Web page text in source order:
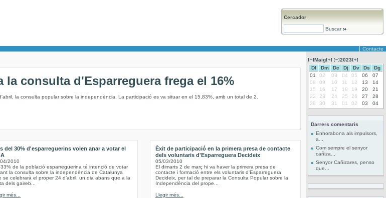
Cercador
Buscar
Contacte
la consulta d'Esparreguera frega el 16%
la consulta popular sobre la independència. La participació es va situar en el 15,83%, amb un total de 2.
del 30% d'esparreguerins volen anar a votar el
2010
de la població esparreguerina té intenció de votar
la consulta sobre la independència de Catalunya
se celebrarà el proper 24 d’abril, un dia abans que a la
dels gaireb...
més...
Èxit de participació en la primera presa de contacte
dels voluntaris d'Esparreguera Decideix
05/03/2010
El dimarts 2 de març hi va haver la primera presa de
contacte i formació entre els voluntaris d'Esparreguera
Decideix, per tal de preparar la Consulta Popular sobre la
Independència del prope...
Llegir més...
Maig
2023
Dl
Dm Dc Dj Dv Ds
Dg
01
02 03 04 05 06
07
08
09 10 11 12 13
14
15
16 17 18 19 20
21
22
23 24 25 26 27
28
29
30 31 01 02 03 04
Darrers comentaris
Enhorabona als impulsors,
a...
Com sempre el senyor
cañiza...
Senyor Cañizares, penso
que...